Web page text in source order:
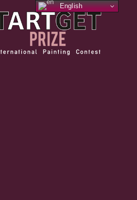
English